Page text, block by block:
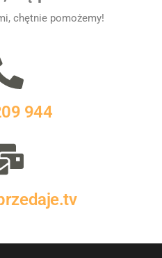
chętnie pomożemy!
944